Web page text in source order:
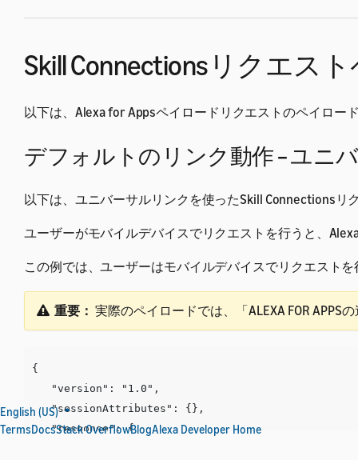
Skill Connectionsリクエス
以下は、Alexa for Appsペイロードリクエストのペイロー
デフォルトのリンク動作 – ユニ
以下は、ユニバーサルリンクを使ったSkill Connectionsリ
ユーザーがモバイルデバイスでリクエストを行うと、
この例では、ユーザーはモバイルデバイスでリクエスト
重要： 実際のペイロードでは、「ALEXA FOR APPS
{
   "sessionAttributes": {},
   "response": {
English (US)
TermsDocsStack OverflowBlogAlexa Developer Home